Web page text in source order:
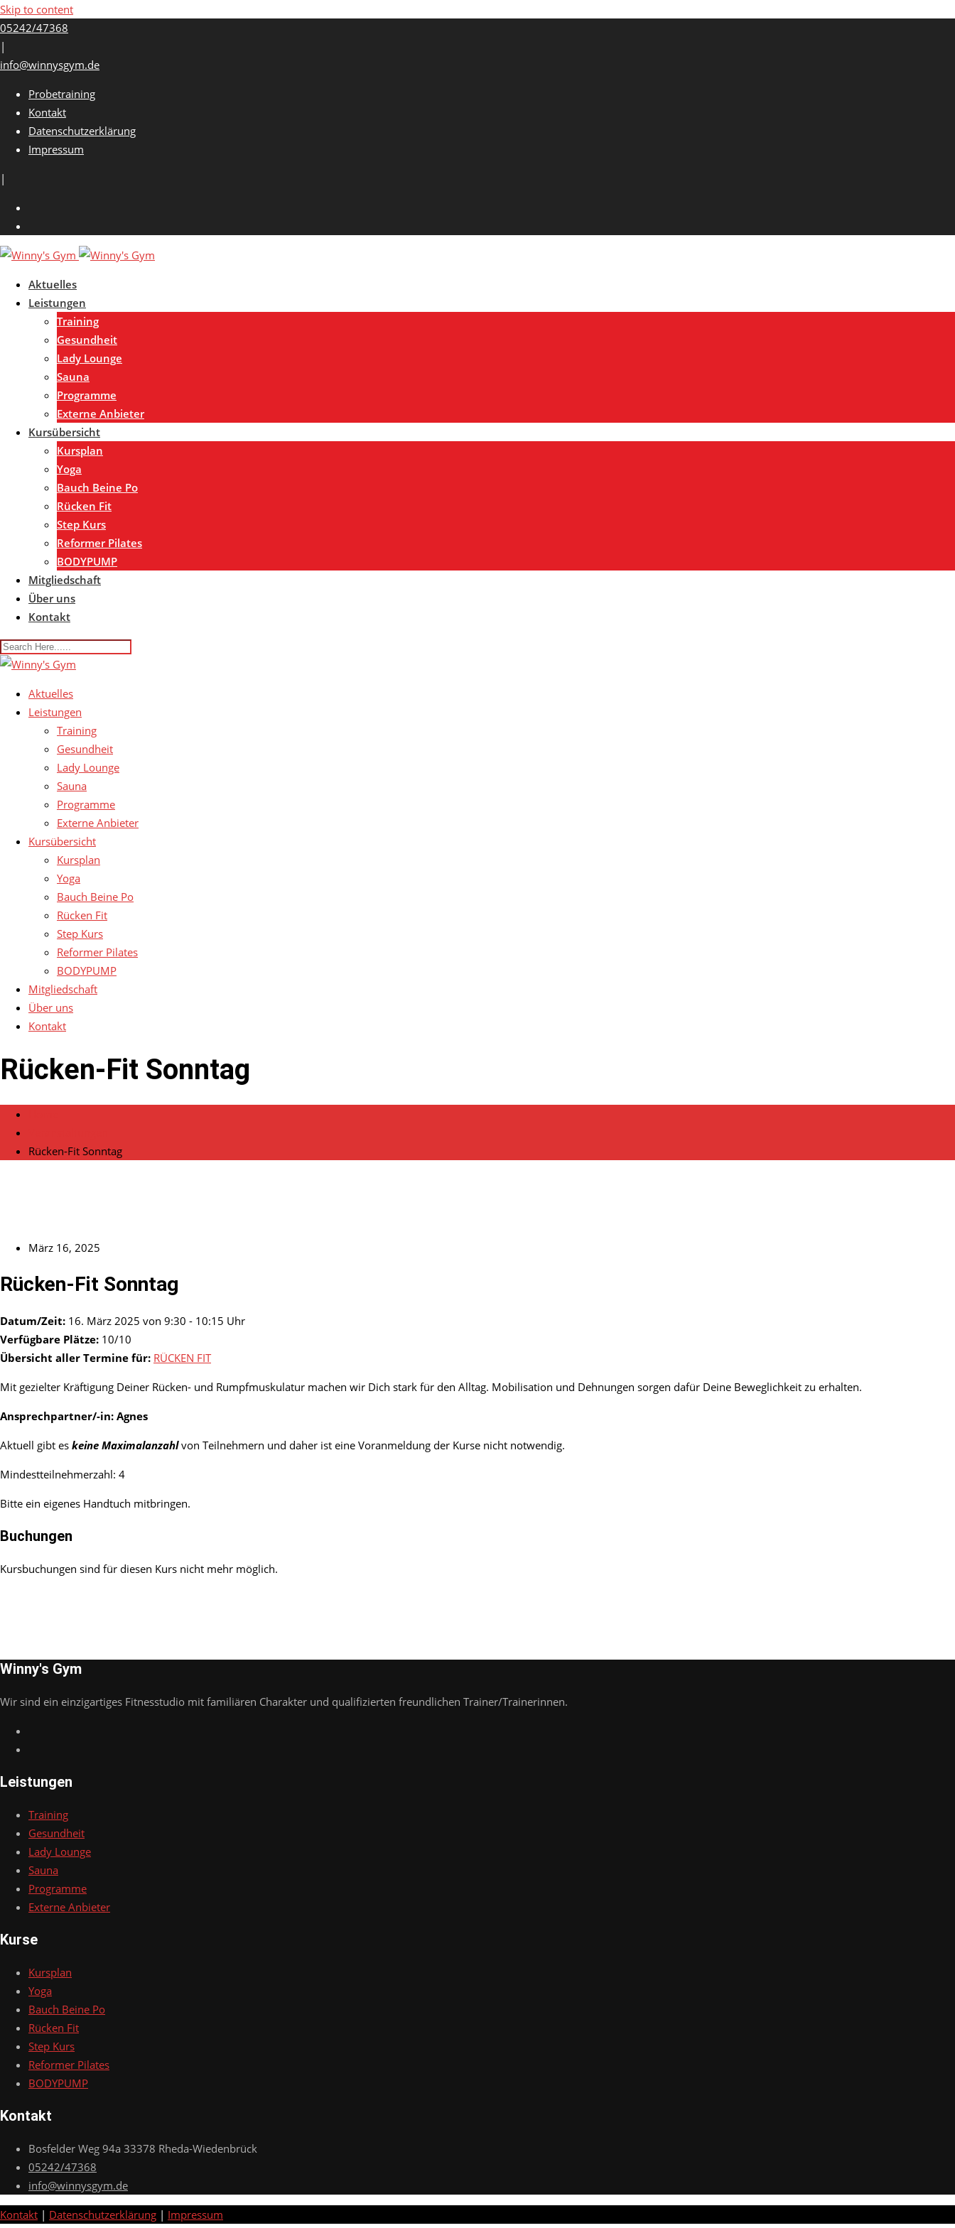
Skip to content
05242/47368
|
info@winnysgym.de
Probetraining
Kontakt
Datenschutzerklärung
Impressum
|
Aktuelles
Leistungen
Training
Gesundheit
Lady Lounge
Sauna
Programme
Externe Anbieter
Kursübersicht
Kursplan
Yoga
Bauch Beine Po
Rücken Fit
Step Kurs
Reformer Pilates
BODYPUMP
Mitgliedschaft
Über uns
Kontakt
Aktuelles
Leistungen
Training
Gesundheit
Lady Lounge
Sauna
Programme
Externe Anbieter
Kursübersicht
Kursplan
Yoga
Bauch Beine Po
Rücken Fit
Step Kurs
Reformer Pilates
BODYPUMP
Mitgliedschaft
Über uns
Kontakt
Rücken-Fit Sonntag
Rücken-Fit Sonntag
März 16, 2025
Rücken-Fit Sonntag
Datum/Zeit: 16. März 2025 von 9:30 - 10:15 Uhr
Verfügbare Plätze: 10/10
Übersicht aller Termine für: RÜCKEN FIT
Mit gezielter Kräftigung Deiner Rücken- und Rumpfmuskulatur machen wir Dich stark für den Alltag. Mobilisation und Dehnungen sorgen dafür Deine Beweglichkeit zu erhalten.
Ansprechpartner/-in: Agnes
Aktuell gibt es keine Maximalanzahlvon Teilnehmern und daher ist eine Voranmeldung der Kurse nicht notwendig.
Mindestteilnehmerzahl: 4
Bitte ein eigenes Handtuch mitbringen.
Buchungen
Kursbuchungen sind für diesen Kurs nicht mehr möglich.
Winny's Gym
Wir sind ein einzigartiges Fitnesstudio mit familiären Charakter und qualifizierten freundlichen Trainer/Trainerinnen.
Leistungen
Training
Gesundheit
Lady Lounge
Sauna
Programme
Externe Anbieter
Kurse
Kursplan
Yoga
Bauch Beine Po
Rücken Fit
Step Kurs
Reformer Pilates
BODYPUMP
Kontakt
Bosfelder Weg 94a 33378 Rheda-Wiedenbrück
05242/47368
info@winnysgym.de
Kontakt | Datenschutzerklärung | Impressum